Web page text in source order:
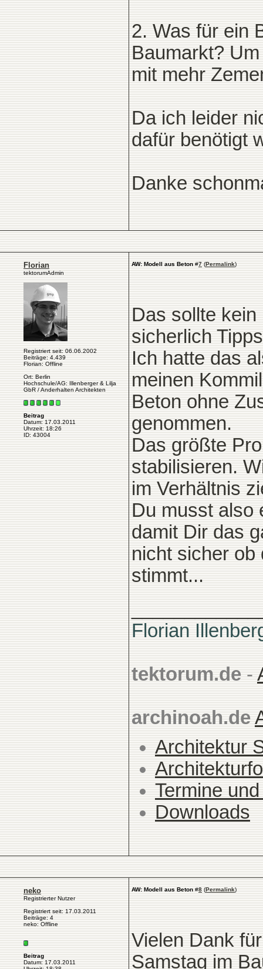
2. Was für ein
Baumarkt?
mit mehr
Da ich leider
dafür benötigt
Danke
Florian
tektorumAdmin
Registriert seit: 06.06.2002
Beiträge: 4.439
Florian: Offline
Ort: Berlin
Hochschule/AG: Illenberger & Lilja
GbR / Anderhalten Architekten
Beitrag
Datum: 17.03.2011
Uhrzeit: 18:26
ID: 43004
AW: Modell aus Beton #7 (Permalink)
Das sollte
sicherlich
Ich hatte das
meinen
Beton ohne
genommen.
Das größte
stabilisieren.
im Verhältnis
Du musst also
damit Dir das
nicht sicher ob
stimmt...
Florian
tektorum.de -
archinoah.de
Architektur
Termine
Downloads
neko
Registrierter Nutzer
Registriert seit: 17.03.2011
Beiträge: 4
neko: Offline
Beitrag
Datum: 17.03.2011
AW: Modell aus Beton #8 (Permalink)
Vielen Dank
Samstag im